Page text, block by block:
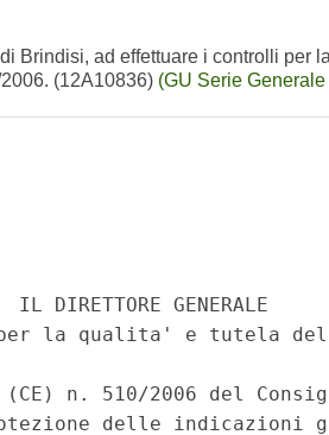
Brindisi, ad effettuare i controlli per
(12A10836) (GU Serie